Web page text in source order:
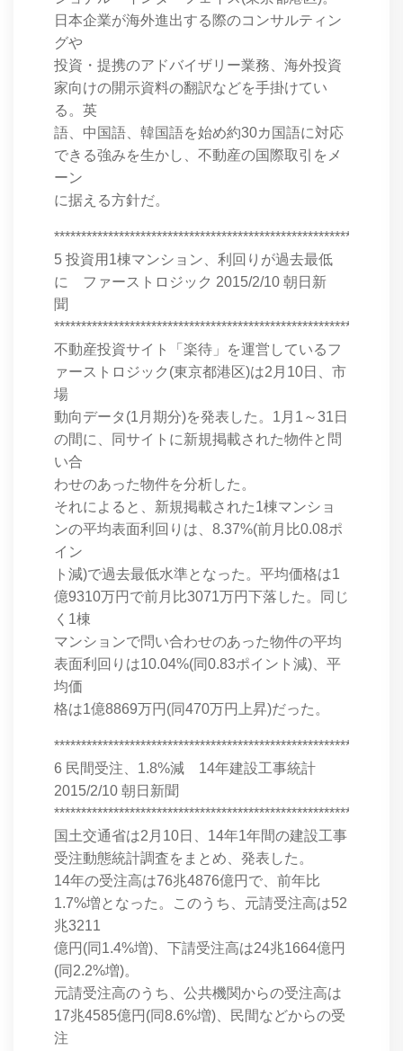
日本企業が海外進出する際のコンサルティン
グや
投資・提携のアドバイザリー業務、海外投資
家向けの開示資料の翻訳などを手掛けてい
る。英
語、中国語、韓国語を始め約30カ国語に対応
できる強みを生かし、不動産の国際取引をメ
ーン
に据える方針だ。
5 投資用1棟マンション、利回りが過去最低
に ファーストロジック 2015/2/10 朝日新
聞
不動産投資サイト「楽待」を運営しているフ
ァーストロジック(東京都港区)は2月10日、市
場
動向データ(1月期分)を発表した。1月1～31日
の間に、同サイトに新規掲載された物件と問
い合
わせのあった物件を分析した。
それによると、新規掲載された1棟マンショ
ンの平均表面利回りは、8.37%(前月比0.08ポ
イン
ト減)で過去最低水準となった。平均価格は1
億9310万円で前月比3071万円下落した。同じ
く1棟
マンションで問い合わせのあった物件の平均
表面利回りは10.04%(同0.83ポイント減)、平
均価
格は1億8869万円(同470万円上昇)だった。
6 民間受注、1.8%減 14年建設工事統計
2015/2/10 朝日新聞
国土交通省は2月10日、14年1年間の建設工事
受注動態統計調査をまとめ、発表した。
14年の受注高は76兆4876億円で、前年比
1.7%増となった。このうち、元請受注高は52
兆3211
億円(同1.4%増)、下請受注高は24兆1664億円
(同2.2%増)。
元請受注高のうち、公共機関からの受注高は
17兆4585億円(同8.6%増)、民間などからの受
注